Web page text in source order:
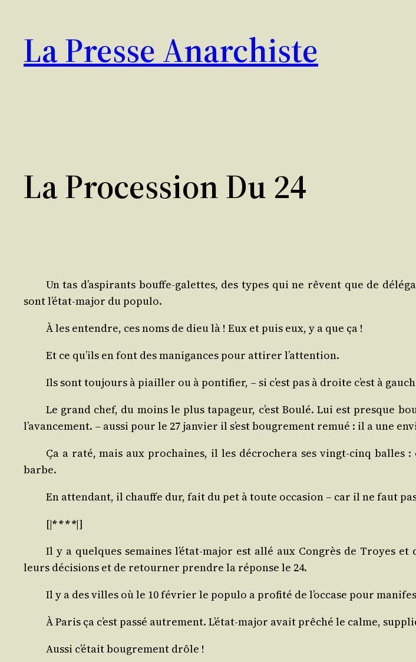
contenu
La Presse Anarchiste
La Procession Du 24
Un tas d’aspirants bouffe-galettes, des types qui ne rêvent que de
sont l’état-major du populo.
À les entendre, ces noms de dieu là ! Eux et puis eux, y a que ça !
Et ce qu’ils en font des mani­gances pour atti­rer l’attention.
Ils sont tou­jours à piailler ou à pon­ti­fier, – si c’est pas à droite c’est à
Le grand chef, du moins le plus tapa­geur, c’est Bou­lé. Lui est presque
l’avancement. – aus­si pour le 27 jan­vier il s’est bou­gre­ment remué : il a une
Ça a raté, mais aux pro­chaines, il les décro­che­ra ses vingt-cinq balles
barbe.
En atten­dant, il chauffe dur, fait du pet à toute occa­sion – car il ne faut
[|* * * *|]
Il y a quelques semaines l’état-major est allé aux Congrès de Troyes
leurs déci­sions et de retour­ner prendre la réponse le 24.
Il y a des villes où le 10 février le popu­lo a pro­fi­té de l’occase pour
À Paris ça c’est pas­sé autre­ment. L’état-major avait prê­ché le calme,
Aus­si c’était bou­gre­ment drôle !